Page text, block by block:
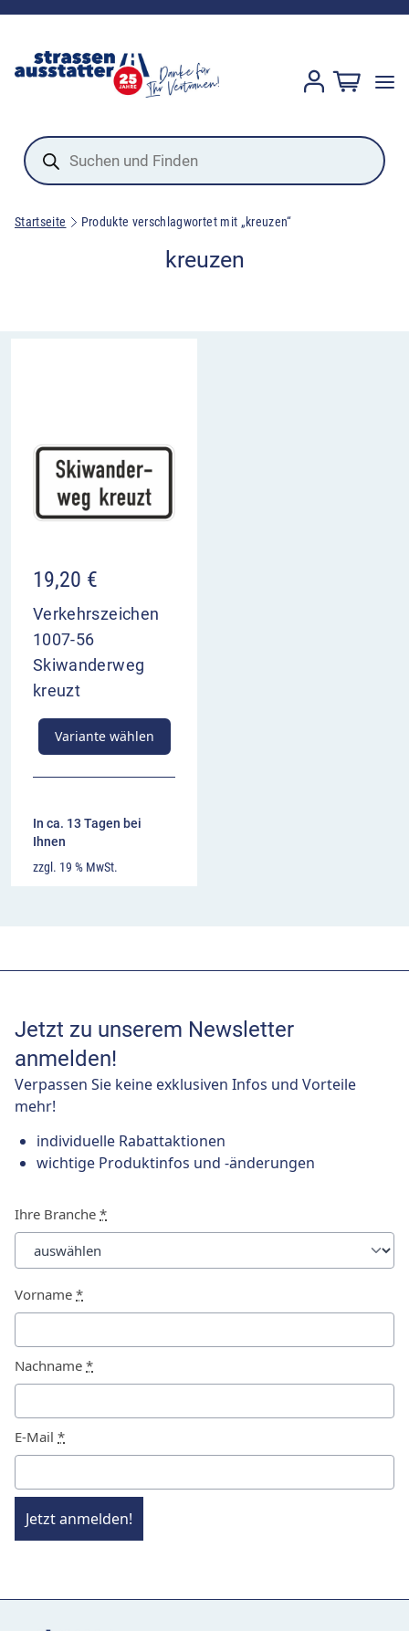
Products
search
Startseite Produkte verschlagwortet mit „kreuzen“
kreuzen
19,20 €
Verkehrszeichen
1007-56
Skiwanderweg
kreuzt
Variante wählen
In ca. 13 Tagen bei
Ihnen
zzgl. 19 % MwSt.
Jetzt zu unserem Newsletter
anmelden!
Verpassen Sie keine exklusiven Infos und Vorteile
mehr!
individuelle Rabattaktionen
wichtige Produktinfos und -änderungen
Ihre Branche *
Vorname *
Nachname *
E-Mail *
Jetzt anmelden!